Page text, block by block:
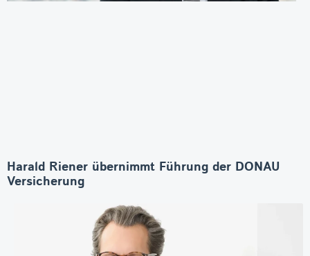
Harald Riener übernimmt Führung der DONAU
Versicherung